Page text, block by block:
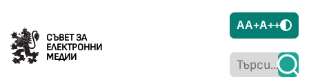
СЪВЕТ ЗА
ЕЛЕКТРОННИ
МЕДИИ
AA+A++